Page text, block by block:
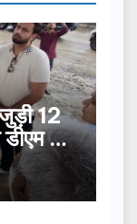
12
डीएम ने